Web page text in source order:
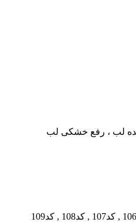
لب ، رفع خشکی لب
, کد107 , کد108 , کد109